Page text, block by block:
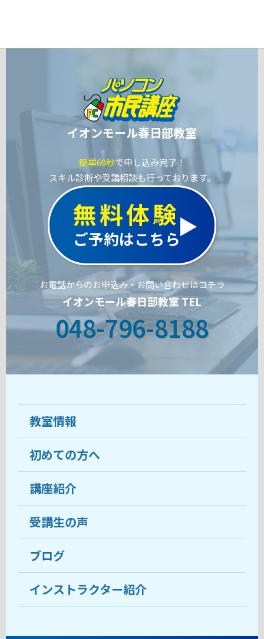
イオンモール春日部教室
簡単60秒で申し込み完了！
スキル診断や受講相談も行っております。
無料体験
ご予約はこちら
お電話からのお申込み・お問い合わせはコチラ
イオンモール春日部教室 TEL
048-796-8188
教室情報
教室について
受講生の声
おすすめ・人気の講座
目的から講座を探す
教室ブログ
初めての方へ
ココがおすすめ
料金
受講までの流れ
よくあるご質問
講座紹介
受講生の声
ブログ
インストラクター紹介